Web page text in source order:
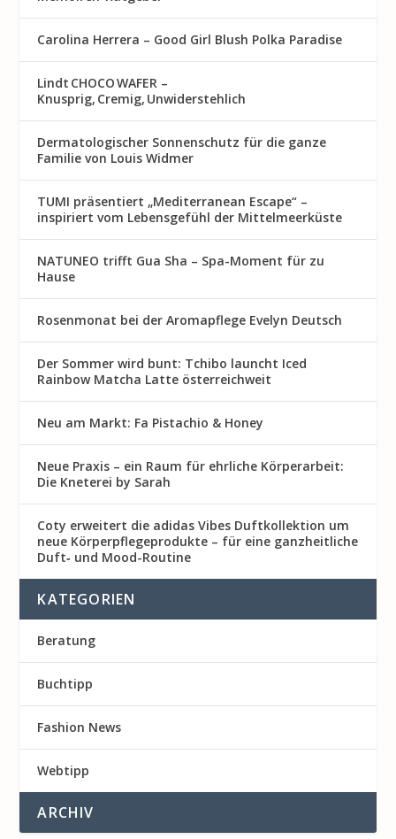
Carolina Herrera – Good Girl Blush Polka Paradise
Lindt CHOCO WAFER –
Knusprig, Cremig, Unwiderstehlich
Dermatologischer Sonnenschutz für die ganze
Familie von Louis Widmer
TUMI präsentiert „Mediterranean Escape“ –
inspiriert vom Lebensgefühl der Mittelmeerküste
NATUNEO trifft Gua Sha – Spa-Moment für zu
Hause
Rosenmon at bei der Aromapflege Evelyn Deutsch
Der Sommer wird bunt: Tchibo launcht Iced
Rainbow Matcha Latte österreichweit
Neu am Markt: Fa Pistachio & Honey
Neue Praxis – ein Raum für ehrliche Körperarbeit:
Die Kneterei by Sarah
Coty erweitert die adidas Vibes Duftkollektion um
neue Körperpflegeprodukte – für eine ganzheitliche
Duft‑ und Mood-Routine
KATEGORIEN
Beratung
Buchtipp
Fashion News
Webtipp
ARCHIV